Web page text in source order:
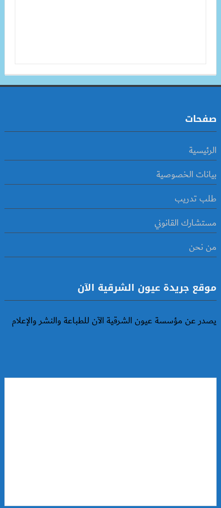
صفحات
الرئيسية
بيانات الخصوصية
طلب تدريب
مستشارك القانوني
من نحن
موقع جريدة عيون الشرقية الآن
يصدر عن مؤسسة عيون الشرقية الآن للطباعة والنشر والإعلام